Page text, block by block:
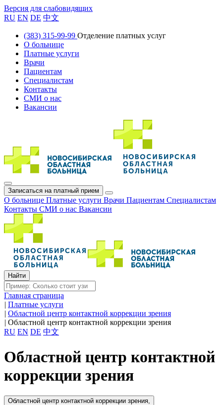
Версия для слабовидящих
RU EN DE 中文
(383) 315-99-99 Отделение платных услуг
О больнице
Платные услуги
Врачи
Пациентам
Специалистам
Контакты
СМИ о нас
Вакансии
Записаться на платный прием
О больнице Платные услуги Врачи Пациентам Специалистам
Контакты СМИ о нас Вакансии
Главная страница
| Платные услуги
| Областной центр контактной коррекции зрения
| Областной центр контактной коррекции зрения
RU EN DE 中文
Областной центр контактной
коррекции зрения
Областной центр контактной коррекции зрения,